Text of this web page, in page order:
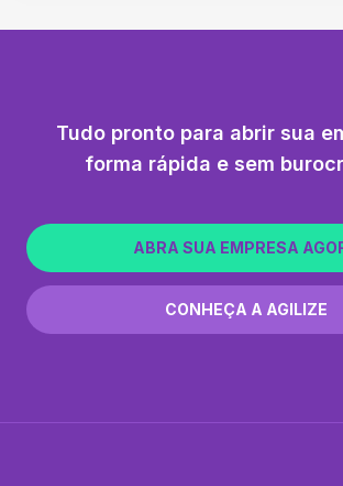
Tudo pronto para abrir sua
forma rápida e sem
ABRA SUA EMPRESA
CONHEÇA A AGILIZE